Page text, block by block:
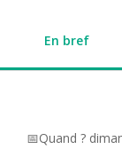
En bref
📅Quand ?